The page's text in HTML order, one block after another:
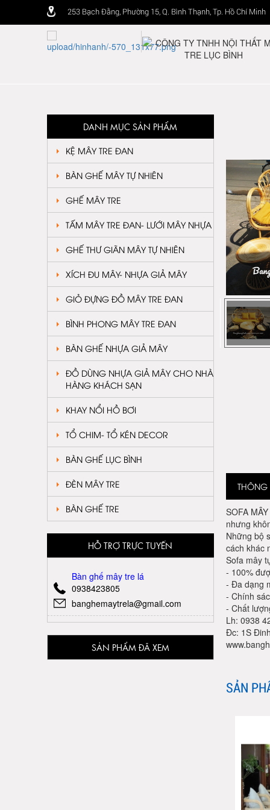
253 Bạch Đằng, Phường 15, Q. Bình Thạnh, Tp. Hồ Chí Minh
DANH MỤC SẢN PHẨM
KỆ MÂY TRE ĐAN
BÀN GHẾ MÂY TỰ NHIÊN
GHẾ MÂY TRE
TẤM MÂY TRE ĐAN- LƯỚI MÂY NHỰA
GHẾ THƯ GIÃN MÂY TỰ NHIÊN
XÍCH ĐU MÂY- NHỰA GIẢ MÂY
GIỎ ĐỰNG ĐỒ MÂY TRE ĐAN
BÌNH PHONG MÂY TRE ĐAN
BÀN GHẾ NHỰA GIẢ MÂY
ĐỒ DÙNG NHỰA GIẢ MÂY CHO NHÀ
HÀNG KHÁCH SẠN
KHAY NỔI HỒ BƠI
TỔ CHIM- TỔ KÉN DECOR
BÀN GHẾ LỤC BÌNH
ĐÈN MÂY TRE
BÀN GHẾ TRE
HỖ TRỢ TRỰC TUYẾN
Bàn ghế mây tre lá
0938423805
banghemaytrela@gmail.com
SẢN PHẨM ĐÃ XEM
THÔNG
SOFA
nhưng
Những bộ
cách khác
Sofa mây
- 100%
- Đa dạng
- Chính
- Chất
Lh: 0938
Đc: 1S
SẢN